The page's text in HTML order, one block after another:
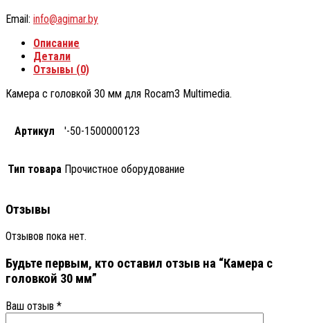
Email: info@agimar.by
Описание
Детали
Отзывы (0)
Камера с головкой 30 мм для Rocam3 Multimedia.
Артикул '-50-1500000123
Тип товара Прочистное оборудование
Отзывы
Отзывов пока нет.
Будьте первым, кто оставил отзыв на “Камера с
головкой 30 мм”
Ваш отзыв *